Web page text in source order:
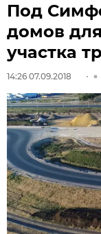
Под
домов
участка
14:26 07.09.2018